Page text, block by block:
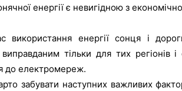
енергії є невигідною з
використання енергії сонця і
тільки для тих регіонів
до електромереж.
забувати наступних важливих